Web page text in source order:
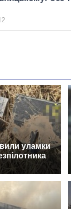
уламки